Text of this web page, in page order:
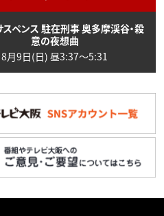
ペンス 駐在刑事 奥多摩渓谷・殺
意の夜想曲
8月9日(日) 昼3:37〜5:31